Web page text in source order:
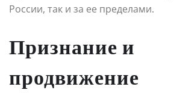
России, так и за ее пределами.
Признание и
продвижение